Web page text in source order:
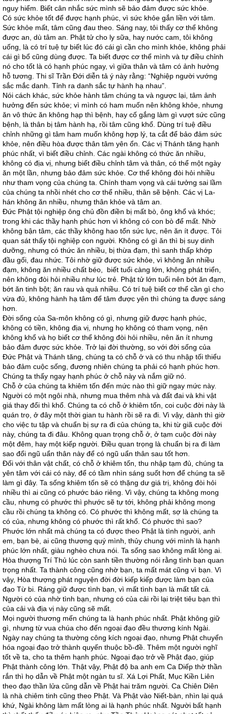
nguy hiểm. Biết cân nhắc sức mình sẽ bảo đảm được sức khỏe.
Có sức khỏe tốt để được hạnh phúc, vì sức khỏe gắn liền với tâm.
Sức khỏe mất, tâm cũng đau theo. Sáng nay, tôi thấy cơ thể không
được an, dù tâm an. Phật tử cho ly sữa, hay nước cam, tôi không
uống, là có trí tuệ tự biết lúc đó cái gì cần cho mình khỏe, không phải
cái gì bổ cũng dùng được. Ta biết được cơ thể mình và tự điều chỉnh
nó cho tốt là có hạnh phúc ngay, vì giữa thân và tâm có ảnh hưởng
hỗ tương. Thi sĩ Trần Đới diễn tả ý này rằng: “Nghiệp người vướng
sắc mắc danh. Tỉnh ra danh sắc tự hành hạ nhau”.
Nói cách khác, sức khỏe hành tâm chúng ta và ngược lại, tâm ảnh
hưởng đến sức khỏe; vì mình có ham muốn nên không khỏe, nhưng
ăn vô thức ăn không hạp thì bệnh, hay cố gắng làm gì vượt sức cũng
bệnh, là thân bị tâm hành hạ, rồi tâm cũng khổ. Dùng trí tuệ điều
chỉnh những gì tâm ham muốn không hợp lý, ta cắt để bảo đảm sức
khỏe, nên điều hòa được thân tâm yên ổn. Các vị Thánh tăng hạnh
phúc nhất, vì biết điều chỉnh. Các ngài không có thức ăn nhiều,
không có địa vị, nhưng biết điều chỉnh tâm và thân, có thể một ngày
ăn một lần, nhưng bảo đảm sức khỏe. Cơ thể không đòi hỏi nhiều
như tham vọng của chúng ta. Chính tham vọng và cái tưởng sai lầm
của chúng ta nhồi nhét cho cơ thể nhiều, thân sẽ bệnh. Các vị La-
hán không ăn nhiều, nhưng thân khỏe và tâm an.
Đức Phật tội nghiệp ông chủ đồn điền bị mất bò, ông khổ và khóc;
trong khi các thầy hạnh phúc hơn vì không có con bò để mất. Nhờ
không bận tâm, các thầy không hao tổn sức lực, nên ăn ít được. Tôi
quan sát thấy tội nghiệp con người. Không có gì ăn thì bị suy dinh
dưỡng, nhưng có thức ăn nhiều, bị thừa đạm, thì sanh thấp khớp
đầu gối, đau nhức. Tôi nhờ giữ được sức khỏe, vì không ăn nhiều
đạm, không ăn nhiều chất béo, biết tuổi càng lớn, không phát triển,
nên không đòi hỏi nhiều như lúc trẻ. Phật tử lớn tuổi nên bớt ăn đạm,
bớt ăn tinh bột; ăn rau và quả nhiều. Có trí tuệ biết cơ thể cần gì cho
vừa đủ, không hành hạ tâm để tâm được yên thì chúng ta được sáng
hơn.
Đời sống của Sa-môn không có gì, nhưng giữ được hạnh phúc,
không có tiền, không địa vị, nhưng họ không có tham vọng, nên
không khổ và họ biết cơ thể không đòi hỏi nhiều, nên ăn ít nhưng
bảo đảm được sức khỏe. Trở lại đời thường, so với đời sống của
Đức Phật và Thánh tăng, chúng ta có chỗ ở và có thu nhập tối thiểu
bảo đảm cuộc sống, đương nhiên chúng ta phải có hạnh phúc hơn.
Chúng ta thấy ngay hạnh phúc ở chỗ này và nắm giữ nó.
Chỗ ở của chúng ta khiêm tốn đến mức nào thì giữ ngay mức này.
Người có một ngôi nhà, nhưng mua thêm nhà và đất đai và khi vật
giá thay đổi thì khổ. Chúng ta có chỗ ở khiêm tốn, coi cuộc đời này là
quán trọ, ở đây một thời gian tu hành rồi sẽ ra đi. Vì vậy, dành thì giờ
cho việc tu tập và chuẩn bị sự ra đi của chúng ta, khi từ giã cuộc đời
này, chúng ta đi đâu. Không quan trọng chỗ ở, ở tạm cuộc đời này
một đêm, hay một kiếp người. Điều quan trọng là chuẩn bị ra đi làm
sao đổi ngũ uẩn thân này để có ngũ uẩn thân sau tốt hơn.
Đối với thân vật chất, có chỗ ở khiêm tốn, thu nhập tạm đủ, chúng ta
yên tâm với cái có này, để có tầm nhìn sáng suốt hơn để chúng ta sẽ
làm gì đây. Ta sống khiêm tốn sẽ có thặng dư giá trị, không đòi hỏi
nhiều thì ai cũng có phước báo riêng. Vì vậy, chúng ta không mong
cầu, nhưng có phước thì phước sẽ tự tới, không phải không mong
cầu rồi chúng ta không có. Có phước thì không mất, sợ là chúng ta
có của, nhưng không có phước thì rất khổ. Có phước thì sao?
Phước lớn nhất mà chúng ta có được theo Phật là tình người, anh
em, bạn bè, ai cũng thương quý mình, thủy chung với mình là hạnh
phúc lớn nhất, giàu nghèo chưa nói. Ta sống sao không mất lòng ai.
Hòa thượng Trí Thủ lúc còn sanh tiền thường nói rằng tình bạn quan
trọng nhất. Ta thành công cũng nhờ bạn, ta mất mát cũng vì bạn. Vì
vậy, Hòa thượng phát nguyện đời đời kiếp kiếp được làm bạn của
đạo Từ bi. Ráng giữ được tình bạn, vì mất tình bạn là mất tất cả.
Người có của nhờ tình bạn, nhưng có của cải rồi lại triệt tiêu bạn thì
của cải và địa vị này cũng sẽ mất.
Mọi người thương mến chúng ta là hạnh phúc nhất. Phật không giữ
gì, nhưng từ vua chúa cho đến ngoại đạo đều thương kính Ngài.
Ngày nay chúng ta thường công kích ngoại đạo, nhưng Phật chuyển
hóa ngoại đạo trở thành quyến thuộc bồ-đề. Thêm một người nghĩ
tốt về ta, cho ta thêm hạnh phúc. Ngoại đạo trở về Phật đạo, giúp
Phật thành công lớn. Thật vậy, Phật độ ba anh em Ca Diếp thờ thần
rắn thì họ dẫn về Phật một ngàn tu sĩ. Xá Lợi Phất, Mục Kiền Liên
theo đạo thần lửa cũng dẫn về Phật hai trăm người. Ca Chiên Diên
là nhà chiêm tinh cũng theo Phật. Và Phật vào Niết-bàn, nhìn lại quá
khứ, Ngài không làm mất lòng ai là hạnh phúc nhất. Người bất hạnh